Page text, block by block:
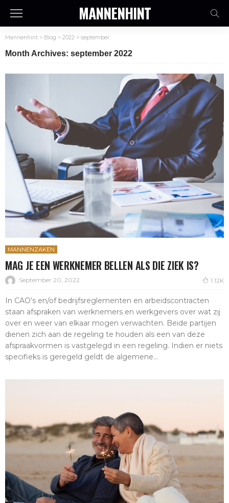
MANNENHINT
Mannenhint > Blog > 2022 > september
Month Archives: september 2022
MANNENZAKEN
MAG JE EEN WERKNEMER BELLEN ALS DIE ZIEK IS?
September 20, 2022 1.12K
In CAO’s en/of bedrijfsreglementen en arbeidscontracten
staan afspraken van werknemers en werkgevers over wat zij
over en weer van elkaar mogen verwachten. Beide partijen
dienen zich aan de regeling te houden als een van deze
afspraakvormen is vastgelegd in een regeling. Indien er niets
specifieks is geregeld geldt de algemene...